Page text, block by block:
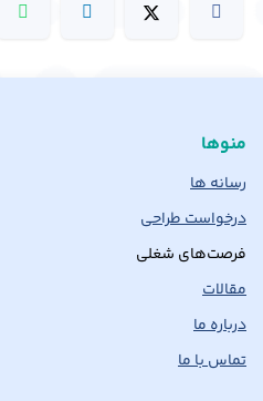
منوها
رسانه ها
درخواست طراحی
فرصت‌های شغلی
مقالات
درباره ما
تماس با ما